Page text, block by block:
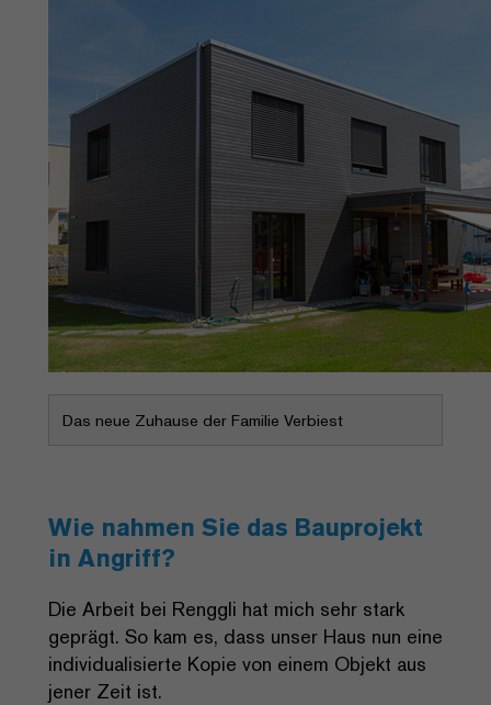
Das neue Zuhause der Familie Verbiest
Wie nahmen Sie das Bauprojekt
in Angriff?
Die Arbeit bei Renggli hat mich sehr stark
geprägt. So kam es, dass unser Haus nun eine
individualisierte Kopie von einem Objekt aus
jener Zeit ist.